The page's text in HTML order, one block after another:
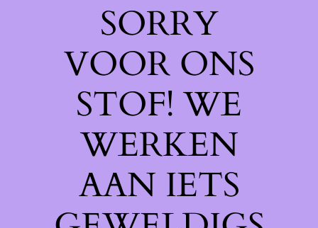
SORRY
VOOR ONS
STOF! WE
WERKEN
AAN IETS